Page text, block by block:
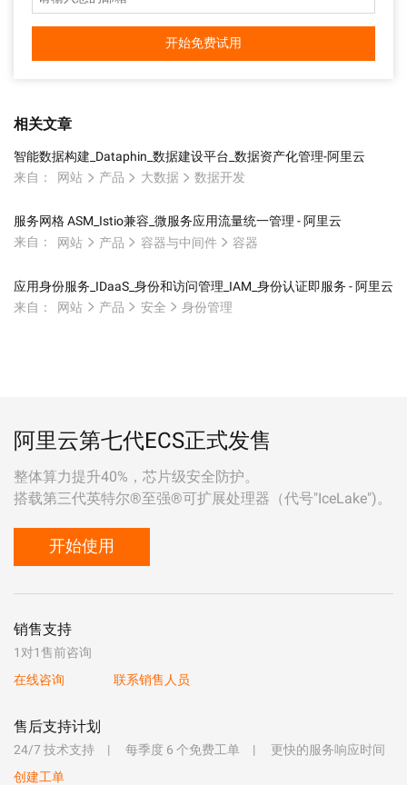
开始免费试用
相关文章
智能数据构建_Dataphin_数据建设平台_数据资产化管理-阿里云
来自：
网站 产品 大数据 数据开发
服务网格 ASM_Istio兼容_微服务应用流量统一管理 - 阿里云
来自：
网站 产品 容器与中间件 容器
应用身份服务_IDaaS_身份和访问管理_IAM_身份认证即服务 - 阿里云
来自：
网站 产品 安全 身份管理
阿里云第七代ECS正式发售
整体算力提升40%，芯片级安全防护。
搭载第三代英特尔®至强®可扩展处理器（代号"IceLake")。
开始使用
销售支持
1对1售前咨询
在线咨询
联系销售人员
售后支持计划
24/7 技术支持 每季度 6 个免费工单
更快的服务响应时间
创建工单